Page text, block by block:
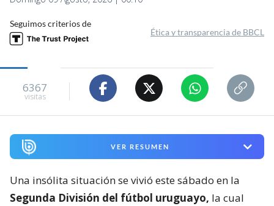
Seguimos criterios de
Ética y transparencia de BBCL
6367
visitas
VER RESUMEN
Una insólita situación se vivió este sábado en la
Segunda División del fútbol uruguayo, la cual